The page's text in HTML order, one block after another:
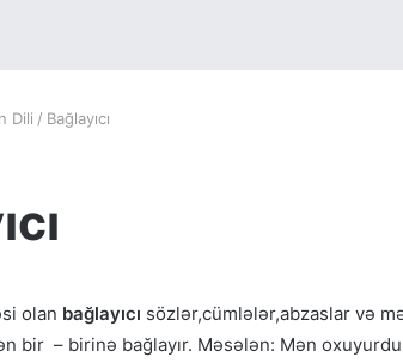
Dili / Bağlayıcı
olan bağlayıcı sözlər,cümlələr,abzaslar və
bir – birinə bağlayır. Məsələn: Mən